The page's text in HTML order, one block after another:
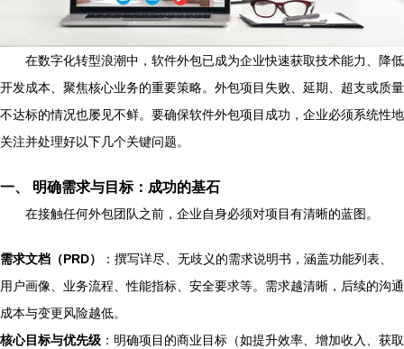
在数字化转型浪潮中，软件外包已成为企业快速获取技术能力、降低
开发成本、聚焦核心业务的重要策略。外包项目失败、延期、超支或质量
不达标的情况也屡见不鲜。要确保软件外包项目成功，企业必须系统性地
关注并处理好以下几个关键问题。
一、 明确需求与目标：成功的基石
在接触任何外包团队之前，企业自身必须对项目有清晰的蓝图。
需求文档（PRD）
：撰写详尽、无歧义的需求说明书，涵盖功能列表、
用户画像、业务流程、性能指标、安全要求等。需求越清晰，后续的沟通
成本与变更风险越低。
核心目标与优先级 ：明确项目的商业目标（如提升效率、增加收入、获取